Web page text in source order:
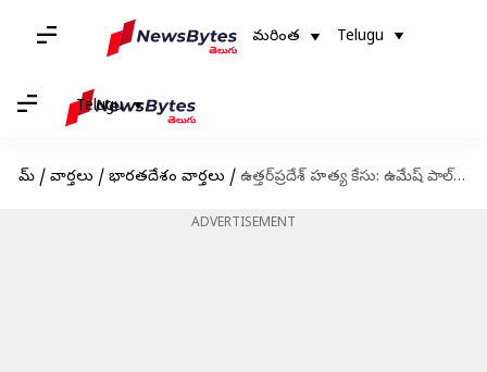
మరింత Telugu
Telugu
హోమ్ / వార్తలు / భారతదేశం వార్తలు / ఉత్తర్‌ప్రదేశ్ హత్య కేసు: ఉమేష్ పాల్‌పై కాల్పులు జరుపుతున్న సీసీటీవీ వీడియో వైరల్
ADVERTISEMENT